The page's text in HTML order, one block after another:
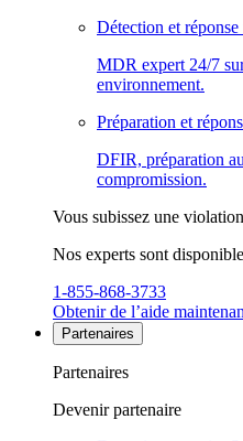
Détection et réponse
MDR expert 24/7
environnement.
Préparation et
DFIR, préparation
compromission.
Vous subissez une
Nos experts sont
1-855-868-3733
Obtenir de l’aide
Partenaires
Partenaires
Devenir partenaire